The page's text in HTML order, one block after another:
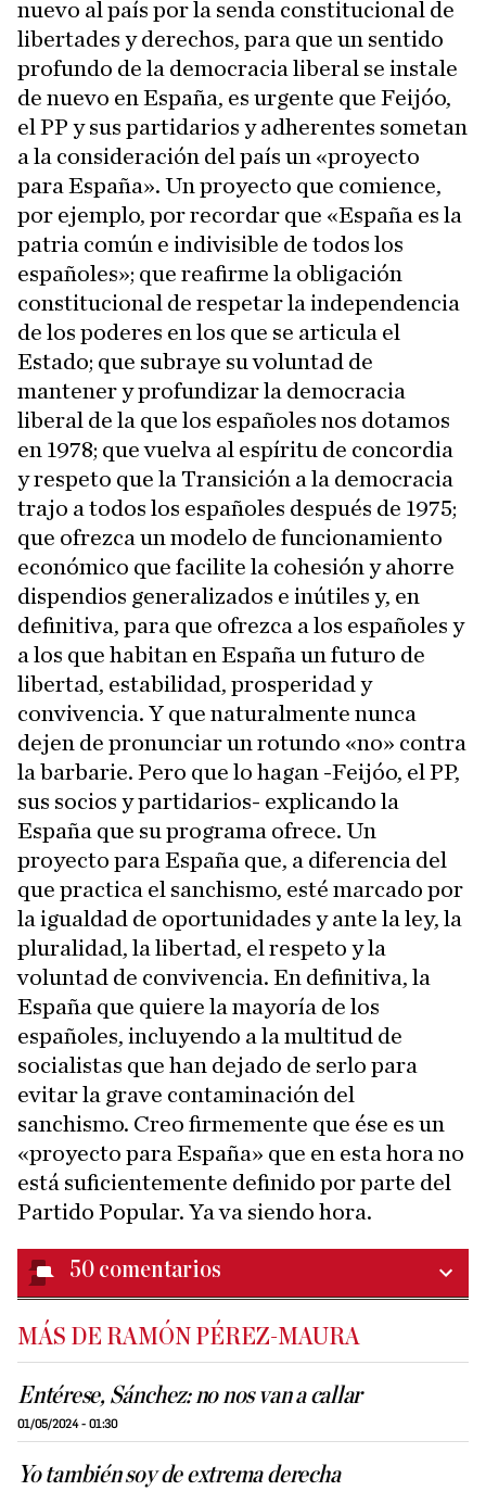
nuevo al país por la senda constitucional de
libertades y derechos, para que un sentido
profundo de la democracia liberal se instale
de nuevo en España, es urgente que Feijóo,
el PP y sus partidarios y adherentes sometan
a la consideración del país un «proyecto
para España». Un proyecto que comience,
por ejemplo, por recordar que «España es la
patria común e indivisible de todos los
españoles»; que reafirme la obligación
constitucional de respetar la independencia
de los poderes en los que se articula el
Estado; que subraye su voluntad de
mantener y profundizar la democracia
liberal de la que los españoles nos dotamos
en 1978; que vuelva al espíritu de concordia
y respeto que la Transición a la democracia
trajo a todos los españoles después de 1975;
que ofrezca un modelo de funcionamiento
económico que facilite la cohesión y ahorre
dispendios generalizados e inútiles y, en
definitiva, para que ofrezca a los españoles y
a los que habitan en España un futuro de
libertad, estabilidad, prosperidad y
convivencia. Y que naturalmente nunca
dejen de pronunciar un rotundo «no» contra
la barbarie. Pero que lo hagan -Feijóo, el PP,
sus socios y partidarios- explicando la
España que su programa ofrece. Un
proyecto para España que, a diferencia del
que practica el sanchismo, esté marcado por
la igualdad de oportunidades y ante la ley, la
pluralidad, la libertad, el respeto y la
voluntad de convivencia. En definitiva, la
España que quiere la mayoría de los
españoles, incluyendo a la multitud de
socialistas que han dejado de serlo para
evitar la grave contaminación del
sanchismo. Creo firmemente que ése es un
«proyecto para España» que en esta hora no
está suficientemente definido por parte del
Partido Popular. Ya va siendo hora.
50 comentarios
MÁS DE RAMÓN PÉREZ-MAURA
Entérese, Sánchez: no nos van a callar
01/05/2024 - 01:30
Yo también soy de extrema derecha